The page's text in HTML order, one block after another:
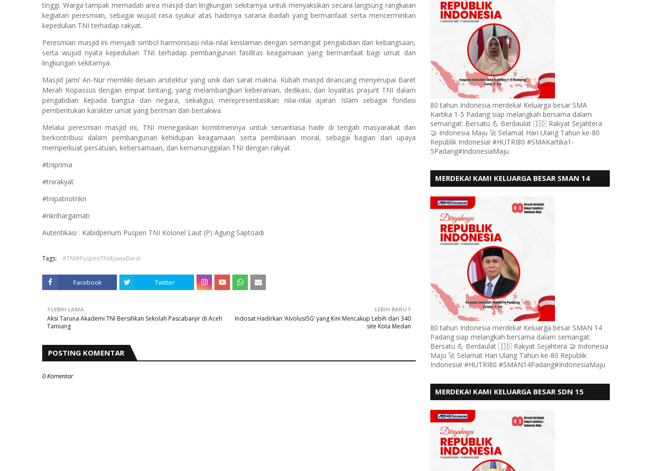
tinggi. Warga tampak memadati area masjid dan lingkungan sekitarnya untuk menyaksikan secara langsung rangkaian
kegiatan peresmian, sebagai wujud rasa syukur atas hadirnya sarana ibadah yang bermanfaat serta mencerminkan
kepedulian TNI terhadap rakyat.
Peresmian masjid ini menjadi simbol harmonisasi nilai-nilai keislaman dengan semangat pengabdian dan kebangsaan,
serta wujud nyata kepedulian TNI terhadap pembangunan fasilitas keagamaan yang bermanfaat bagi umat dan
lingkungan sekitarnya.
Masjid Jami’ An-Nur memiliki desain arsitektur yang unik dan sarat makna. Kubah masjid dirancang menyerupai Baret
Merah Kopassus dengan empat bintang, yang melambangkan keberanian, dedikasi, dan loyalitas prajurit TNI dalam
pengabdian kepada bangsa dan negara, sekaligus merepresentasikan nilai-nilai ajaran Islam sebagai fondasi
pembentukan karakter umat yang beriman dan bertakwa.
Melalui peresmian masjid ini, TNI menegaskan komitmennya untuk senantiasa hadir di tengah masyarakat dan
berkontribusi dalam pembangunan kehidupan keagamaan serta pembinaan moral, sebagai bagian dari upaya
memperkuat persatuan, kebersamaan, dan kemanunggalan TNI dengan rakyat.
#tniprima
#tnirakyat
#tnipatriotnkri
#nkrihargamati
Autentikasi : Kabidpenum Puspen TNI Kolonel Laut (P) Agung Saptoadi
Tags: #TNI#PuspenTNI#jawaBarat
Facebook Twitter
LEBIH BARU
Indosat Hadirkan ‘AIvolusi5G’ yang Kini Mencakup Lebih dari 340
site Kota Medan
LEBIH LAMA
Aksi Taruna Akademi TNI Bersihkan Sekolah Pascabanjir di Aceh
Tamiang
POSTING KOMENTAR
0 Komentar
80 tahun Indonesia merdeka! Keluarga besar SMA
Kartika 1-5 Padang siap melangkah bersama dalam
semangat: Bersatu 💪 Berdaulat 🇮🇩 Rakyat Sejahtera
🤝 Indonesia Maju 🚀 Selamat Hari Ulang Tahun ke-80
Republik Indonesia! #HUTRI80 #SMAKartika1-
5Padang#IndonesiaMaju
MERDEKA! KAMI KELUARGA BESAR SMAN 14
80 tahun Indonesia merdeka! Keluarga besar SMAN 14
Padang siap melangkah bersama dalam semangat:
Bersatu 💪 Berdaulat 🇮🇩 Rakyat Sejahtera 🤝 Indonesia
Maju 🚀 Selamat Hari Ulang Tahun ke-80 Republik
Indonesia! #HUTRI80 #SMAN14Padang#IndonesiaMaju
MERDEKA! KAMI KELUARGA BESAR SDN 15
- 80